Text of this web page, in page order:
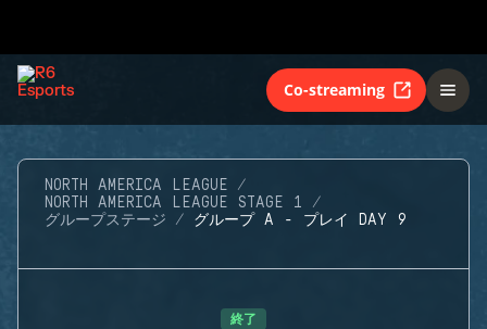
Co-streaming
NORTH AMERICA LEAGUE
NORTH AMERICA LEAGUE STAGE 1
グループステージ
グループ A - プレイ DAY 9
終了